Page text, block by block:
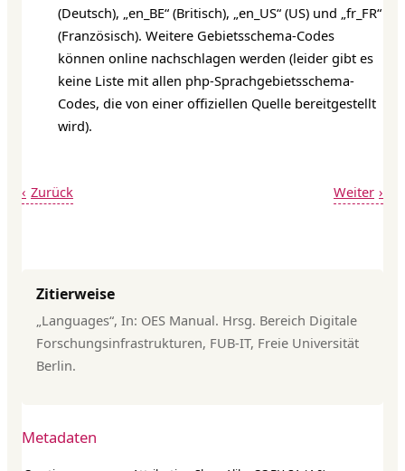
(Deutsch), „en_BE“ (Britisch), „en_US“ (US) und „fr_FR“
(Französisch). Weitere Gebietsschema-Codes
können online nachschlagen werden (leider gibt es
keine Liste mit allen php-Sprachgebietsschema-
Codes, die von einer offiziellen Quelle bereitgestellt
wird).
Zurück Weiter
Zitierweise
„Languages“, In: OES Manual. Hrsg. Bereich Digitale
Forschungsinfrastrukturen, FUB-IT, Freie Universität
Berlin.
Metadaten